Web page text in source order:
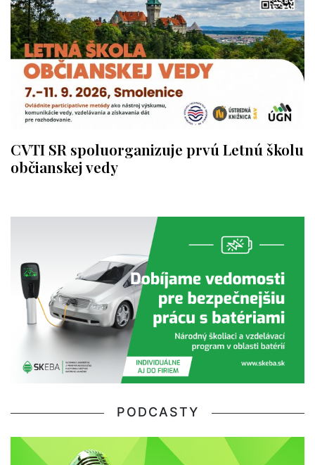
CVTI SR spoluorganizuje prvú Letnú školu
občianskej vedy
PODCASTY